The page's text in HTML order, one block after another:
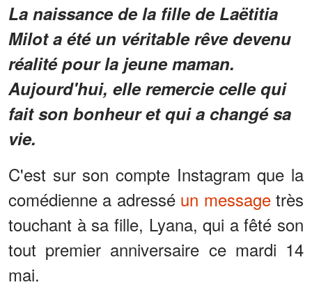
La naissance de la fille de Laëtitia
Milot a été un véritable rêve devenu
réalité pour la jeune maman.
Aujourd'hui, elle remercie celle qui
fait son bonheur et qui a changé sa
vie.
C'est sur son compte Instagram que la
comédienne a adressé un messagetrès
touchant à sa fille, Lyana, qui a fêté son
tout premier anniversaire ce mardi 14
mai.